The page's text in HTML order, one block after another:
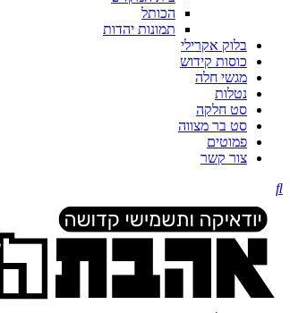
הכותל
תמונות יהדות
בלוק אקרילי
כוסות קידוש
מגשי חלה
נטלות
סט חלקה
סט בר מצווה
פמוטים
צור קשר